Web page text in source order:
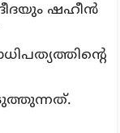
ഷഹീൻ